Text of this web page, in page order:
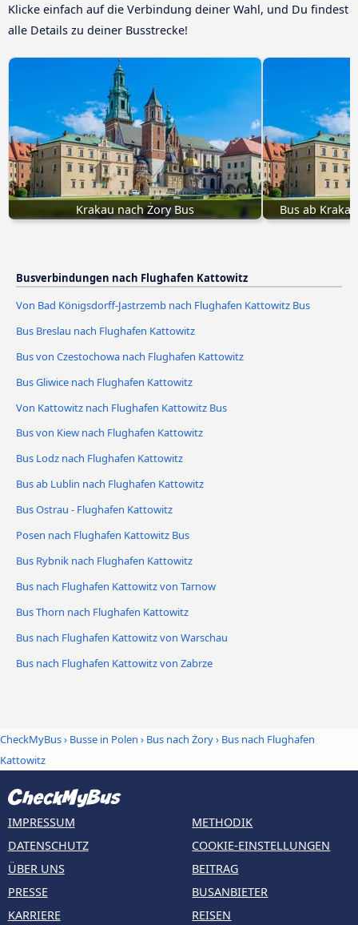
Klicke einfach auf die Verbindung deiner Wahl, und Du findest
alle Details zu deiner Busstrecke!
Krakau nach Żory Bus Bus ab
Busverbindungen nach Flughafen Kattowitz
Von Bad Königsdorff-Jastrzemb nach Flughafen Kattowitz Bus
Bus Breslau nach Flughafen Kattowitz
Bus von Czestochowa nach Flughafen Kattowitz
Bus Gliwice nach Flughafen Kattowitz
Von Kattowitz nach Flughafen Kattowitz Bus
Bus von Kiew nach Flughafen Kattowitz
Bus Lodz nach Flughafen Kattowitz
Bus ab Lublin nach Flughafen Kattowitz
Bus Ostrau - Flughafen Kattowitz
Posen nach Flughafen Kattowitz Bus
Bus Rybnik nach Flughafen Kattowitz
Bus nach Flughafen Kattowitz von Tarnow
Bus Thorn nach Flughafen Kattowitz
Bus nach Flughafen Kattowitz von Warschau
Bus nach Flughafen Kattowitz von Zabrze
CheckMyBus› Busse in Polen › Bus nach Żory› Bus nach Flughafen
Kattowitz
IMPRESSUM
DATENSCHUTZ
ÜBER UNS
PRESSE
KARRIERE
METHODIK
COOKIE-EINSTELLUNGEN
BEITRAG
BUSANBIETER
REISEN